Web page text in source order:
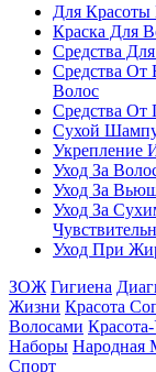
Для Красоты
Краска Для
Средства
Средства От
Волос
Средства От
Сухой
Укрепление
Уход За
Уход За
Уход За
Уход При
ЗОЖ Гигиена
Жизни Красота
Волосами
Наборы Народная
Спорт